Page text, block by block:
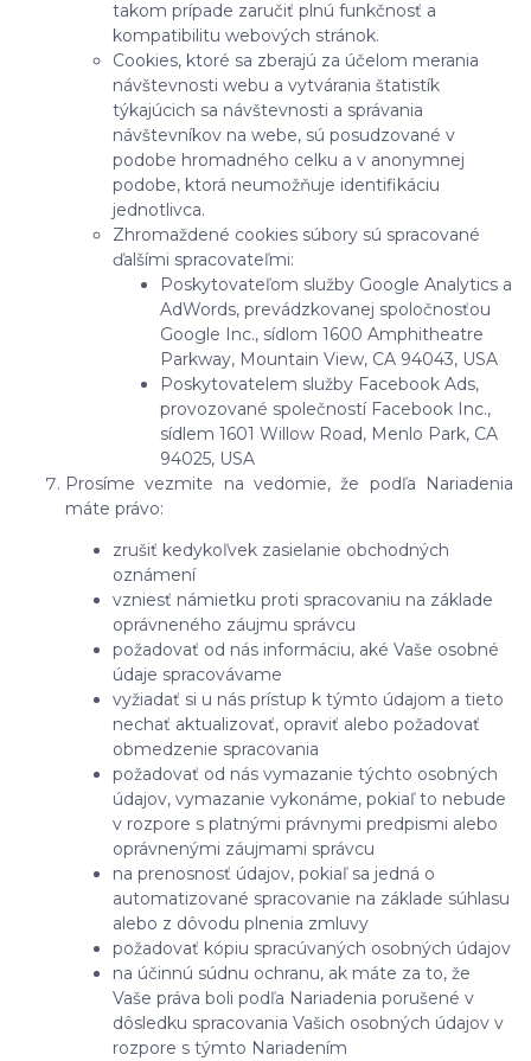
takom prípade zaručiť plnú funkčnosť a
kompatibilitu webových stránok.
Cookies, ktoré sa zberajú za účelom merania
návštevnosti webu a vytvárania štatistík
týkajúcich sa návštevnosti a správania
návštevníkov na webe, sú posudzované v
podobe hromadného celku a v anonymnej
podobe, ktorá neumožňuje identifikáciu
jednotlivca.
Zhromaždené cookies súbory sú spracované
ďalšími spracovateľmi:
Poskytovateľom služby Google Analytics a
AdWords, prevádzkovanej spoločnosťou
Google Inc., sídlom 1600 Amphitheatre
Parkway, Mountain View, CA 94043, USA
Poskytovatelem služby Facebook Ads,
provozované společností Facebook Inc.,
sídlem 1601 Willow Road, Menlo Park, CA
94025, USA
Prosíme vezmite na vedomie, že podľa Nariadenia
máte právo:
zrušiť kedykoľvek zasielanie obchodných
oznámení
vzniesť námietku proti spracovaniu na základe
oprávneného záujmu správcu
požadovať od nás informáciu, aké Vaše osobné
údaje spracovávame
vyžiadať si u nás prístup k týmto údajom a tieto
nechať aktualizovať, opraviť alebo požadovať
obmedzenie spracovania
požadovať od nás vymazanie týchto osobných
údajov, vymazanie vykonáme, pokiaľ to nebude
v rozpore s platnými právnymi predpismi alebo
oprávnenými záujmami správcu
na prenosnosť údajov, pokiaľ sa jedná o
automatizované spracovanie na základe súhlasu
alebo z dôvodu plnenia zmluvy
požadovať kópiu spracúvaných osobných údajov
na účinnú súdnu ochranu, ak máte za to, že
Vaše práva boli podľa Nariadenia porušené v
dôsledku spracovania Vašich osobných údajov v
rozpore s týmto Nariadením